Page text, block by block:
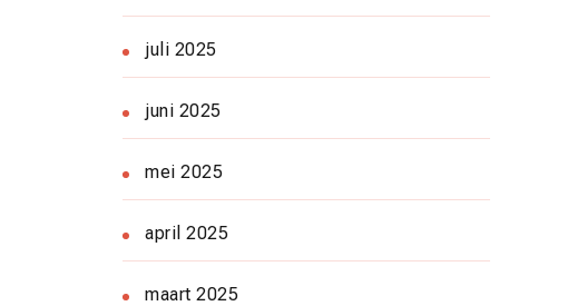
juli 2025
juni 2025
mei 2025
april 2025
maart 2025